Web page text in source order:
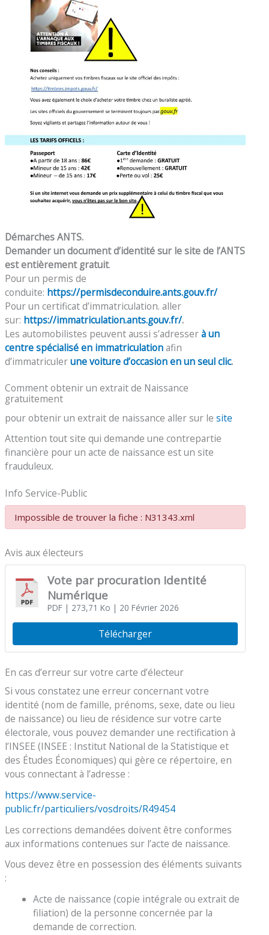
Démarches ANTS.
Demander un document d’identité sur le site de l’ANTS
est entièrement gratuit.
Pour un permis de
conduite: https://permisdeconduire.ants.gouv.fr/
Pour un certificat d’immatriculation. aller
sur: https://immatriculation.ants.gouv.fr/.
Les automobilistes peuvent aussi s’adresserà un
centre spécialisé en immatriculationafin
d’immatriculerune voiture d’occasion en un seul clic.
Comment obtenir un extrait de Naissance
gratuitement
pour obtenir un extrait de naissance aller sur le site
Attention tout site qui demande une contrepartie
financière pour un acte de naissance est un site
frauduleux.
Info Service-Public
Impossible de trouver la fiche : N31343.xml
Avis aux électeurs
Vote par procuration Identité
Numérique
PDF| 273,71 Ko | 20 Février 2026
Télécharger
En cas d’erreur sur votre carte d’électeur
Si vous constatez une erreur concernant votre
identité (nom de famille, prénoms, sexe, date ou lieu
de naissance) ou lieu de résidence sur votre carte
électorale, vous pouvez demander une rectification à
l’INSEE (INSEE : Institut National de la Statistique et
des Études Économiques) qui gère ce répertoire, en
vous connectant à l’adresse :
https://www.service-
public.fr/particuliers/vosdroits/R49454
Les corrections demandées doivent être conformes
aux informations contenues sur l’acte de naissance.
Vous devez être en possession des éléments suivants
:
Acte de naissance (copie intégrale ou extrait de
filiation) de la personne concernée par la
demande de correction.